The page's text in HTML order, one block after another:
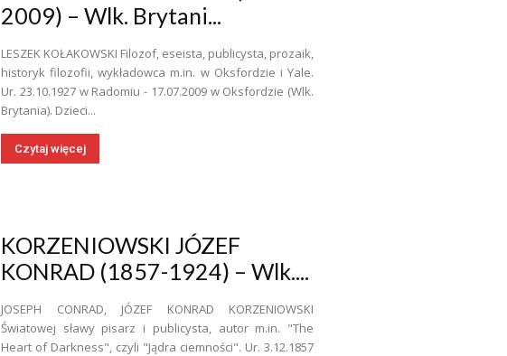
2009) – Wlk. Brytani...
LESZEK KOŁAKOWSKI Filozof, eseista, publicysta, prozaik,
historyk filozofii, wykładowca m.in. w Oksfordzie i Yale.
Ur. 23.10.1927 w Radomiu - 17.07.2009 w Oksfordzie (Wlk.
Brytania). Dzieci...
Czytaj więcej
KORZENIOWSKI JÓZEF
KONRAD (1857-1924) – Wlk....
JOSEPH CONRAD, JÓZEF KONRAD KORZENIOWSKI
Światowej sławy pisarz i publicysta, autor m.in. "The
Heart of Darkness", czyli "Jądra ciemności". Ur. 3.12.1857